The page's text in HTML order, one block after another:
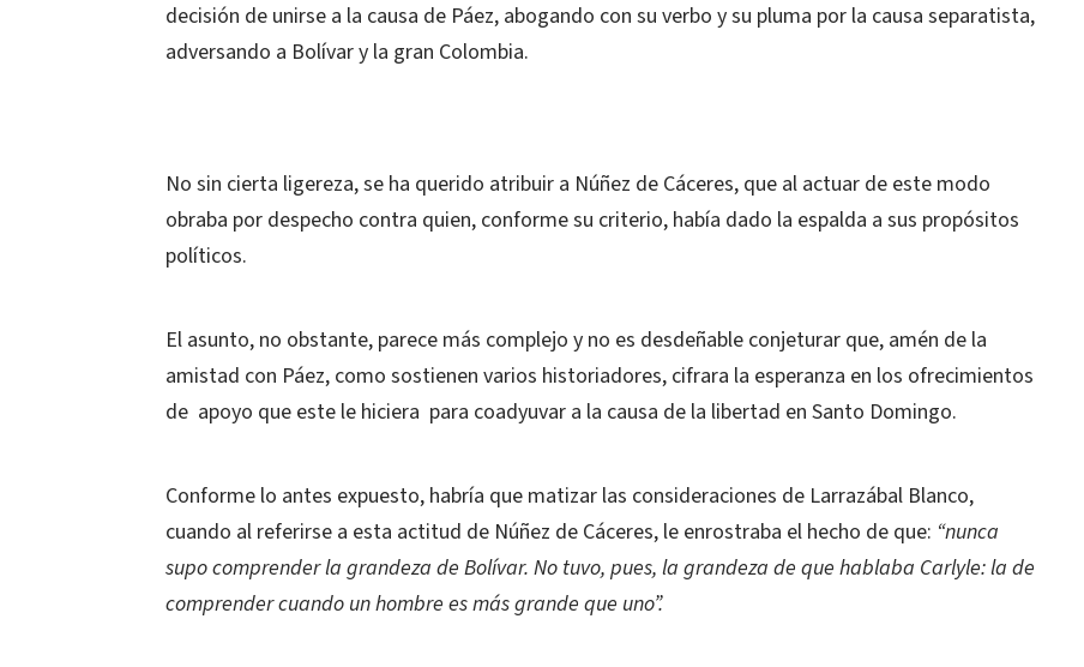
decisión de unirse a la causa de Páez, abogando con su verbo y su pluma por la causa separatista,
adversando a Bolívar y la gran Colombia.
No sin cierta ligereza, se ha querido atribuir a Núñez de Cáceres, que al actuar de este modo
obraba por despecho contra quien, conforme su criterio, había dado la espalda a sus propósitos
políticos.
El asunto, no obstante, parece más complejo y no es desdeñable conjeturar que, amén de la
amistad con Páez, como sostienen varios historiadores, cifrara la esperanza en los ofrecimientos
de apoyo que este le hiciera para coadyuvar a la causa de la libertad en Santo Domingo.
Conforme lo antes expuesto, habría que matizar las consideraciones de Larrazábal Blanco,
cuando al referirse a esta actitud de Núñez de Cáceres, le enrostraba el hecho de que: “nunca
supo comprender la grandeza de Bolívar. No tuvo, pues, la grandeza de que hablaba Carlyle: la de
comprender cuando un hombre es más grande que uno”.